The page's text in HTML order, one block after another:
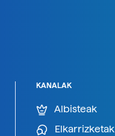
KANALAK
Albisteak
Elkarrizketak